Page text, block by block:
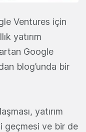
Ventures için
yatırım
Google
blog’unda bir
yatırım
geçmesi ve bir de